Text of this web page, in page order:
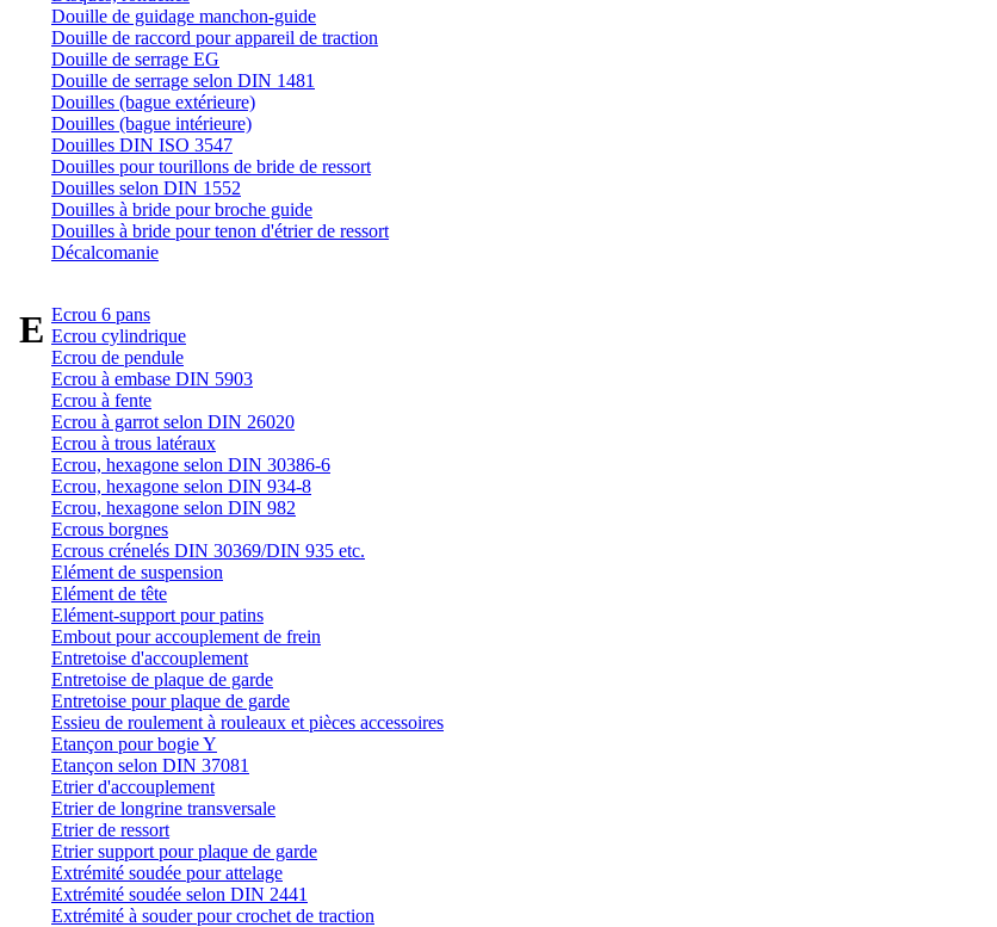
Douille de guidage manchon-guide
Douille de raccord pour appareil de traction
Douille de serrage EG
Douille de serrage selon DIN 1481
Douilles (bague extérieure)
Douilles (bague intérieure)
Douilles DIN ISO 3547
Douilles pour tourillons de bride de ressort
Douilles selon DIN 1552
Douilles à bride pour broche guide
Douilles à bride pour tenon d'étrier de ressort
Décalcomanie
EEcrou 6 pans
Ecrou cylindrique
Ecrou de pendule
Ecrou à embase DIN 5903
Ecrou à fente
Ecrou à garrot selon DIN 26020
Ecrou à trous latéraux
Ecrou, hexagone selon DIN 30386-6
Ecrou, hexagone selon DIN 934-8
Ecrou, hexagone selon DIN 982
Ecrous borgnes
Ecrous crénelés DIN 30369/DIN 935 etc.
Elément de suspension
Elément de tête
Elément-support pour patins
Embout pour accouplement de frein
Entretoise d'accouplement
Entretoise de plaque de garde
Entretoise pour plaque de garde
Essieu de roulement à rouleaux et pièces accessoires
Etançon pour bogie Y
Etançon selon DIN 37081
Etrier d'accouplement
Etrier de longrine transversale
Etrier de ressort
Etrier support pour plaque de garde
Extrémité soudée pour attelage
Extrémité soudée selon DIN 2441
Extrémité à souder pour crochet de traction